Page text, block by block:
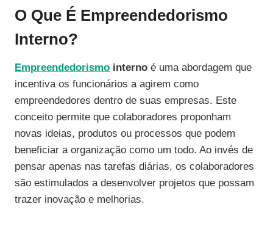
O Que É Empreendedorismo
Interno?
Empreendedorismo interno é uma abordagem que
incentiva os funcionários a agirem como
empreendedores dentro de suas empresas. Este
conceito permite que colaboradores proponham
novas ideias, produtos ou processos que podem
beneficiar a organização como um todo. Ao invés de
pensar apenas nas tarefas diárias, os colaboradores
são estimulados a desenvolver projetos que possam
trazer inovação e melhorias.